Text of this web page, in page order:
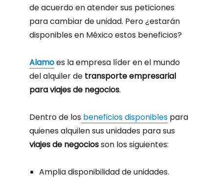
de acuerdo en atender sus peticiones
para cambiar de unidad. Pero ¿estarán
disponibles en México estos beneficios?
Alamoes la empresa líder en el mundo
del alquiler de transporte empresarial
para viajes de negocios.
Dentro de losbeneficios disponiblespara
quienes alquilen sus unidades para sus
viajes de negociosson los siguientes:
Amplia disponibilidad de unidades.